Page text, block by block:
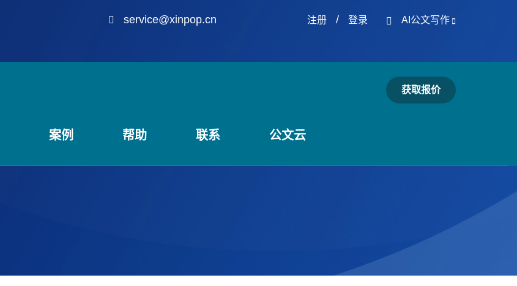
service@xinpop.cn 注册/ 登录 AI公文写作
案例 帮助 联系 公文云
获取报价